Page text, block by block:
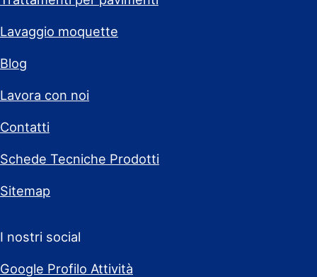
Lavaggio moquette
Blog
Lavora con noi
Contatti
Schede Tecniche Prodotti
Sitemap
I nostri social
Google Profilo Attività